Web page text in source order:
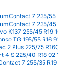
7 235/55
7 235/45
K137 255/45 R19
TG 195/55 R16
2 Plus 225/75
4 S 225/40 R18 92
7 255/35